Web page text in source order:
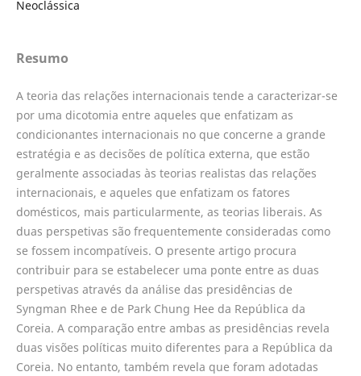
Neoclássica
Resumo
A teoria das relações internacionais tende a caracterizar-se
por uma dicotomia entre aqueles que enfatizam as
condicionantes internacionais no que concerne a grande
estratégia e as decisões de política externa, que estão
geralmente associadas às teorias realistas das relações
internacionais, e aqueles que enfatizam os fatores
domésticos, mais particularmente, as teorias liberais. As
duas perspetivas são frequentemente consideradas como
se fossem incompatíveis. O presente artigo procura
contribuir para se estabelecer uma ponte entre as duas
perspetivas através da análise das presidências de
Syngman Rhee e de Park Chung Hee da República da
Coreia. A comparação entre ambas as presidências revela
duas visões políticas muito diferentes para a República da
Coreia. No entanto, também revela que foram adotadas